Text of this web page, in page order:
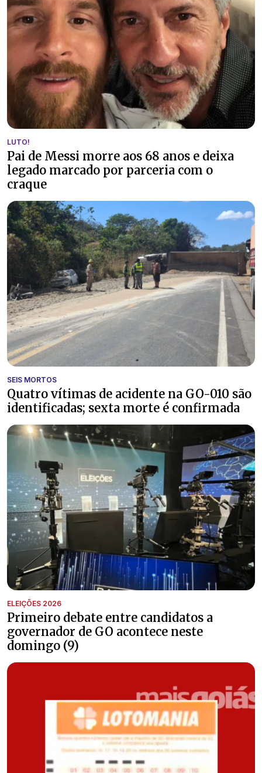
LUTO!
Pai de Messi morre aos 68 anos e deixa
legado marcado por parceria com o
craque
SEIS MORTOS
Quatro vítimas de acidente na GO-010 são
identificadas; sexta morte é confirmada
ELEIÇÕES 2026
Primeiro debate entre candidatos a
governador de GO acontece neste
domingo (9)